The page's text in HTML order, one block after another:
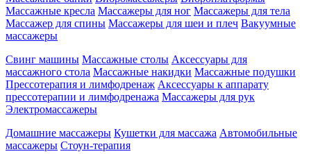
Массажные кресла Массажеры для ног Массажеры для тела
Массажер для спины Массажеры для шеи и плеч Вакуумные
массажеры
Свинг машины Массажные столы Аксессуары для
массажного стола Массажные накидки Массажные подушки
Прессотерапия и лимфодренаж Аксессуары к аппарату
прессотерапии и лимфодренажа Массажеры для рук
Электромассажеры
Домашние массажеры Кушетки для массажа Автомобильные
массажеры Стоун-терапия